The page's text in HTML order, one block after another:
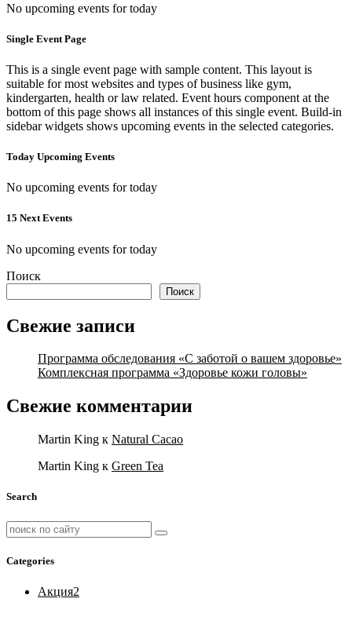
No upcoming events for today
Single Event Page
This is a single event page with sample content. This layout is
suitable for most websites and types of business like gym,
kindergarten, health or law related. Event hours component at the
bottom of this page shows all instances of this single event. Build-in
sidebar widgets shows upcoming events in the selected categories.
Today Upcoming Events
No upcoming events for today
15 Next Events
No upcoming events for today
Поиск
Поиск
Свежие записи
Программа обследования «С заботой о вашем здоровье»
Комплексная программа «Здоровье кожи головы»
Свежие комментарии
Martin King к Natural Cacao
Martin King к Green Tea
Search
Categories
Акция2